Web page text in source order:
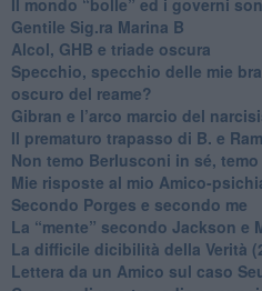
​Gentile Sig.ra Marina B
​Alcol, GHB e triade oscura
​Specchio, specchio delle mie
oscuro del reame?
​Gibran e l’arco marcio del
​Il prematuro trapasso di B. e
​Non temo Berlusconi in sé,
​Mie risposte al mio Amico-
​Secondo Porges e secondo me
​La “mente” secondo Jackson e
La difficile dicibilità della Verità
​Lettera da un Amico sul caso